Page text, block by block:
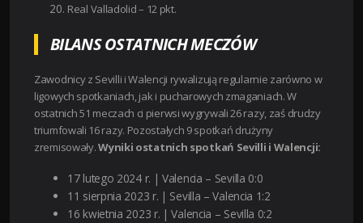
Real Valladolid – 12 pkt.
BILANS OSTATNICH MECZÓW
Zawodnicy z Sevilli i Walencji rywalizują regularnie zarówno w
ligowych spotkaniach, jak i pucharowych zmaganiach. W
ostatnich 51 meczach ci pierwsi wygrywali 26 razy, zaś drudzy
triumfowali 16 razy. Pozostałych 9 spotkań drużyny
zremisowały.Wyniki ostatnich spotkań Sevilli i Walencji:
17 lutego 2024 r. | Valencia – Sevilla 0:0
11 sierpnia 2023 r. | Sevilla – Valencia 1:2
16 kwietnia 2023 r. | Valencia – Sevilla 0:2